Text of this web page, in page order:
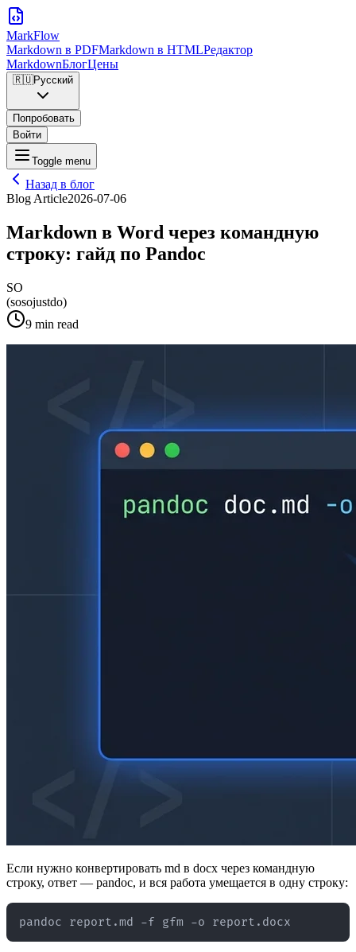
MarkFlow
Markdown в PDFMarkdown в HTMLРедактор
MarkdownБлогЦены
🇷🇺Русский
Попробовать
Войти
Toggle menu
Назад в блог
Blog Article2026-07-06
Markdown в Word через командную
строку: гайд по Pandoc
SO
(sosojustdo)
9 min read
Если нужно конвертировать md в docx через командную
строку, ответ — pandoc, и вся работа умещается в одну строку: